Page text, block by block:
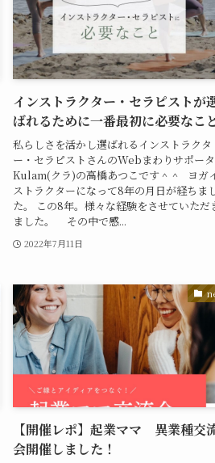
インストラクター・セラピストが
ばれるために一番最初に必要なこ
私らしさを活かし選ばれるインストラクタ
ー・セラピストさんのWebまわりサポー
Kulam(クラ)の高橋あつこです＾＾ ヨガ
ストラクターになって8年の月日が経ちま
た。 この8年。様々な経験をさせていただ
ました。 その中で感...
2022年7月11日
【開催レポ】起業ママ 異業種交
会開催しました！